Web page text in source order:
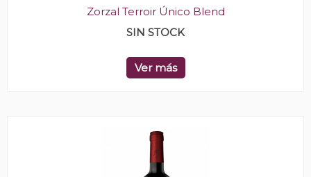
Zorzal Terroir Único Blend
SIN STOCK
Ver más